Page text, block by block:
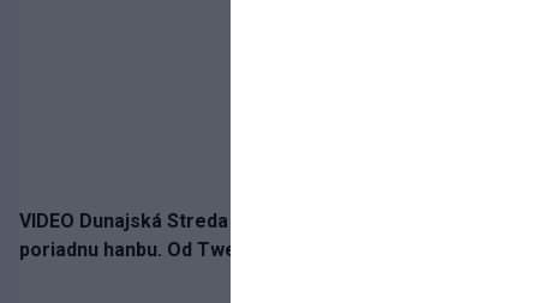
VIDEO Dunajská Streda si narobila v Holandsku
poriadnu hanbu. Od Twente inkasovala poltucet